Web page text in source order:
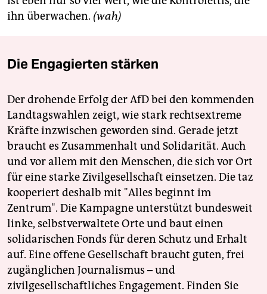
ihn überwachen. (wah)
Die Engagierten stärken
Der drohende Erfolg der AfD bei den kommenden
Landtagswahlen zeigt, wie stark rechtsextreme
Kräfte inzwischen geworden sind. Gerade jetzt
braucht es Zusammenhalt und Solidarität. Auch
und vor allem mit den Menschen, die sich vor Ort
für eine starke Zivilgesellschaft einsetzen. Die taz
kooperiert deshalb mit "Alles beginnt im
Zentrum". Die Kampagne unterstützt bundesweit
linke, selbstverwaltete Orte und baut einen
solidarischen Fonds für deren Schutz und Erhalt
auf. Eine offene Gesellschaft braucht guten, frei
zugänglichen Journalismus – und
zivilgesellschaftliches Engagement. Finden Sie